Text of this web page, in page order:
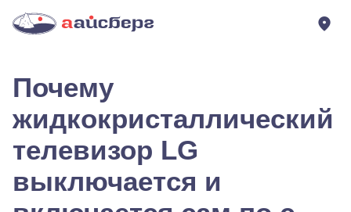
Почему
жидкокристаллический
телевизор LG
выключается и